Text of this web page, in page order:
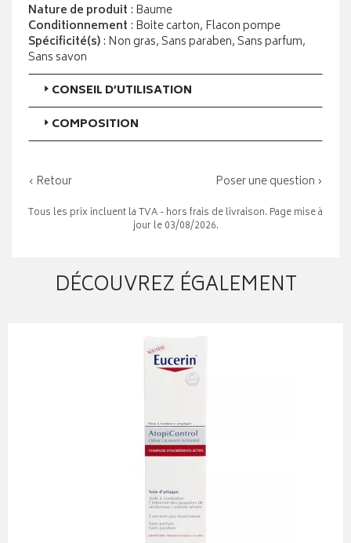
Nature de produit : Baume
Conditionnement : Boite carton, Flacon pompe
Spécificité(s): Non gras, Sans paraben, Sans parfum,
Sans savon
CONSEIL D’UTILISATION
COMPOSITION
‹ Retour Poser une question ›
Tous les prix incluent la TVA - hors frais de livraison. Page mise à
jour le 03/08/2026.
DÉCOUVREZ ÉGALEMENT